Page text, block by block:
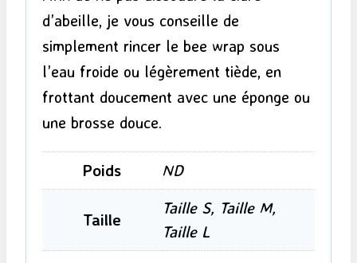
d’abeille, je vous conseille de
simplement rincer le bee wrap sous
l’eau froide ou légèrement tiède, en
frottant doucement avec une éponge ou
une brosse douce.
Poids ND
Taille
Taille S, Taille M,
Taille L